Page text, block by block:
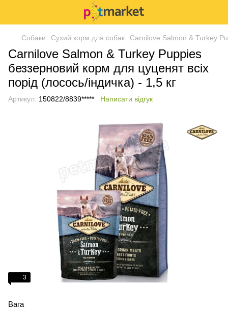
Собаки Сухий корм для собак Carnilove Salmon & Turkey
Carnilove Salmon & Turkey Puppies
беззерновий корм для цуценят всіх
порід (лосось/індичка) - 1,5 кг
Артикул: 150822/8839***** Написати відгук
3
Вага